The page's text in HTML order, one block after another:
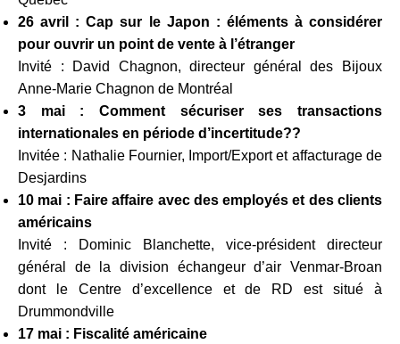
26 avril : Cap sur le Japon : éléments à considérer
pour ouvrir un point de vente à l’étranger
Invité : David Chagnon, directeur général des Bijoux
Anne-Marie Chagnon de Montréal
3 mai : Comment sécuriser ses transactions
internationales en période d’incertitude??
Invitée : Nathalie Fournier, Import/Export et affacturage de
Desjardins
10 mai : Faire affaire avec des employés et des clients
américains
Invité : Dominic Blanchette, vice-président directeur
général de la division échangeur d’air Venmar-Broan
dont le Centre d’excellence et de RD est situé à
Drummondville
17 mai : Fiscalité américaine